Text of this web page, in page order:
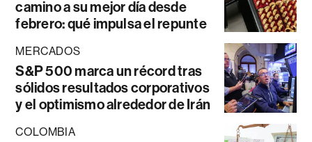
camino a su mejor día desde
febrero: qué impulsa el repunte
MERCADOS
S&P 500 marca un récord tras
sólidos resultados corporativos
y el optimismo alrededor de Irán
COLOMBIA